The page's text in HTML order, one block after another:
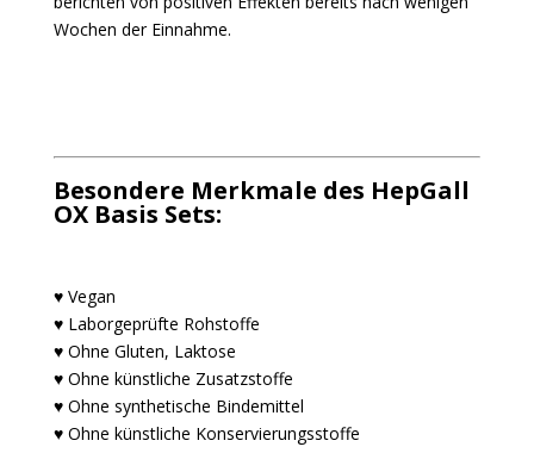
Wochen der Einnahme.
Besondere Merkmale des HepGall
OX Basis Sets:
♥ Vegan
♥ Laborgeprüfte Rohstoffe
♥ Ohne Gluten, Laktose
♥ Ohne künstliche Zusatzstoffe
♥ Ohne synthetische Bindemittel
♥ Ohne künstliche Konservierungsstoffe